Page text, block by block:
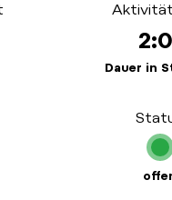
Dauer in